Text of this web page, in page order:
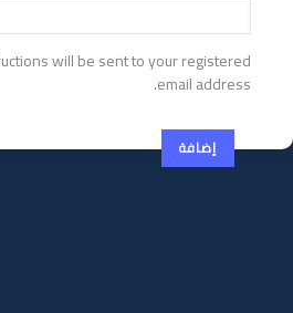
will be sent to your registered
email address.